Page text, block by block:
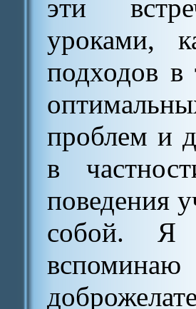
эти
уроками,
подходов в
проблем и
в
поведения
собой. Я